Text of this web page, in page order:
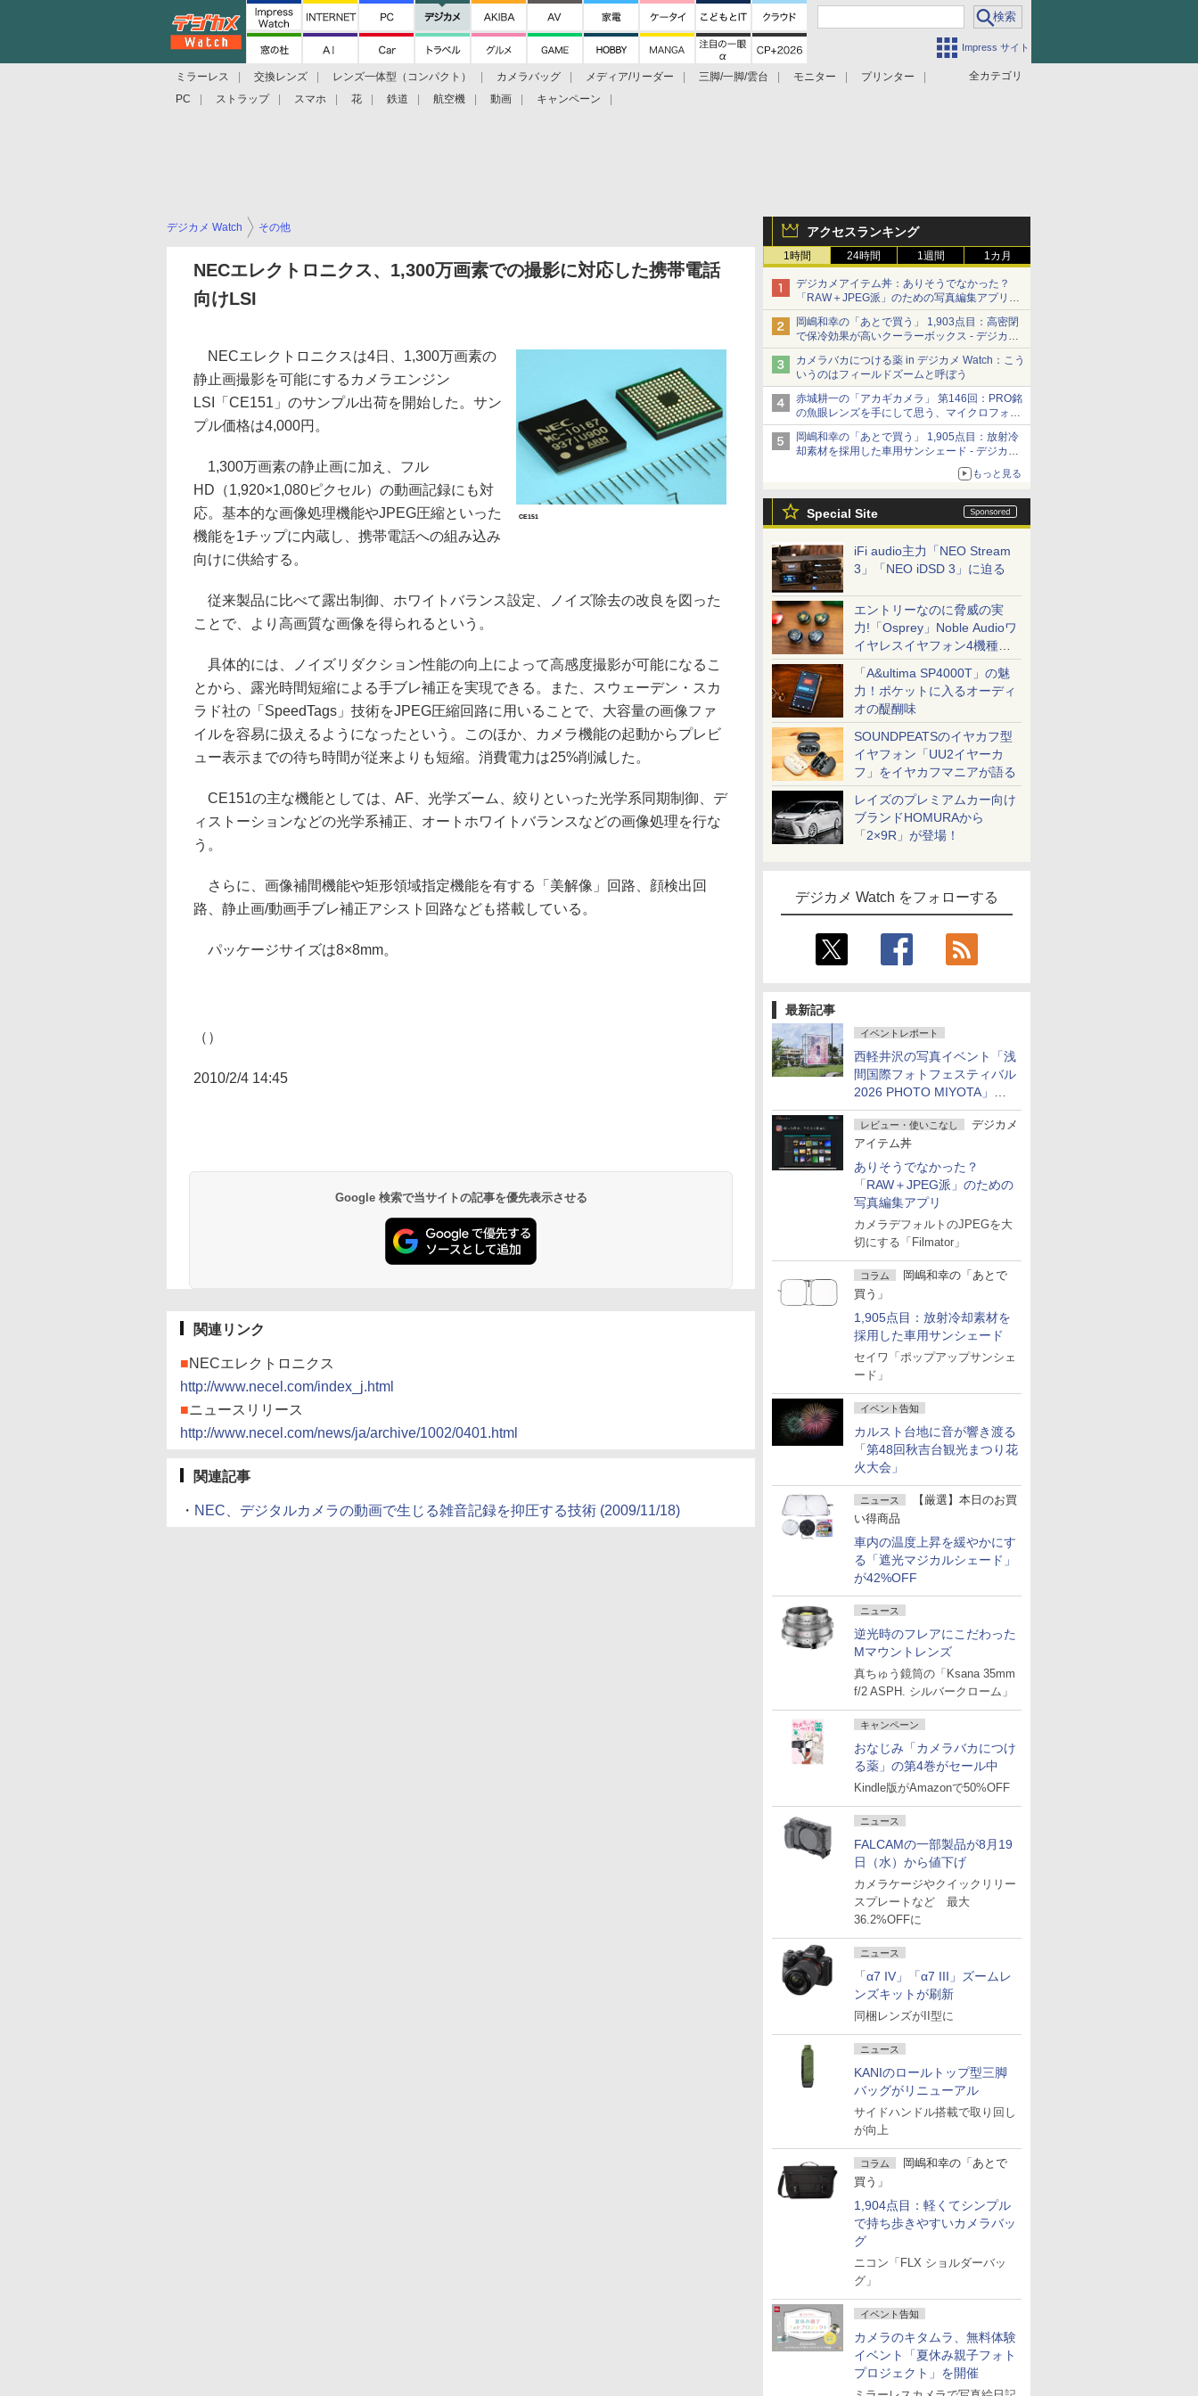
Impress サイト
全カテゴリ
ミラーレス 交換レンズ レンズ一体型（コンパクト） カメラバッグ メディア/リーダー 三脚/一脚/雲台 モニター
プリンター
PC
ストラップ スマホ 花 鉄道 航空機 動画 キャンペーン
アクセスランキング
1時間 24時間 1週間 1カ月
デジカメアイテム丼：ありそうでなかった？
「RAW＋JPEG派」のための写真編集アプリ
カメラデフォルトのJPEGを大切にする
「Filmator」
岡嶋和幸の「あとで買う」 1,903点目：高密閉
で保冷効果が高いクーラーボックス - デジカメ
Watch
カメラバカにつける薬 in デジカメ Watch：こう
いうのはフィールドズームと呼ぼう
赤城耕一の「アカギカメラ」 第146回：PRO銘
の魚眼レンズを手にして思う、マイクロフォー
サーズへの期待と可能性
岡嶋和幸の「あとで買う」 1,905点目：放射冷
却素材を採用した車用サンシェード - デジカメ
もっと見る
Special Site
iFi audio主力「NEO Stream
3」「NEO iDSD 3」に迫る
エントリーなのに脅威の実
力!「Osprey」Noble Audioワ
イヤレスイヤフォン4機種を
一気に聴く
「A&ultima SP4000T」の魅
力！ポケットに入るオーディ
オの醍醐味
SOUNDPEATSのイヤカフ型
イヤフォン「UU2イヤーカ
フ」をイヤカフマニアが語る
レイズのプレミアムカー向け
ブランドHOMURAから
「2×9R」が登場！
デジカメ Watch をフォローする
最新記事
イベントレポート
西軽井沢の写真イベント「浅
間国際フォトフェスティバル
2026 PHOTO MIYOTA」が
開幕
レビュー・使いこなし
デジカメ
アイテム丼
ありそうでなかった？
「RAW＋JPEG派」のための
写真編集アプリ
カメラデフォルトのJPEGを大
切にする「Filmator」
コラム
岡嶋和幸の「あとで
買う」
1,905点目：放射冷却素材を
採用した車用サンシェード
セイワ「ポップアップサンシェ
ード」
イベント告知
カルスト台地に音が響き渡る
「第48回秋吉台観光まつり花
火大会」
ニュース
【厳選】本日のお買
い得商品
車内の温度上昇を緩やかにす
る「遮光マジカルシェード」
が42%OFF
ニュース
逆光時のフレアにこだわった
Mマウントレンズ
真ちゅう鏡筒の「Ksana 35mm
f/2 ASPH. シルバークローム」
キャンペーン
おなじみ「カメラバカにつけ
る薬」の第4巻がセール中
Kindle版がAmazonで50%OFF
ニュース
FALCAMの一部製品が8月19
日（水）から値下げ
カメラケージやクイックリリー
スプレートなど 最大
36.2%OFFに
ニュース
「α7 IV」「α7 III」ズームレ
ンズキットが刷新
同梱レンズがII型に
ニュース
KANIのロールトップ型三脚
バッグがリニューアル
サイドハンドル搭載で取り回し
が向上
コラム
岡嶋和幸の「あとで
買う」
1,904点目：軽くてシンプル
で持ち歩きやすいカメラバッ
グ
ニコン「FLX ショルダーバッ
グ」
イベント告知
カメラのキタムラ、無料体験
イベント「夏休み親子フォト
プロジェクト」を開催
デジカメ Watch その他
NECエレクトロニクス、1,300万画素での撮影に対応した携帯電話
向けLSI
CE151
NECエレクトロニクスは4日、1,300万画素の
静止画撮影を可能にするカメラエンジン
LSI「CE151」のサンプル出荷を開始した。サン
プル価格は4,000円。
1,300万画素の静止画に加え、フル
HD（1,920×1,080ピクセル）の動画記録にも対
応。基本的な画像処理機能やJPEG圧縮といった
機能を1チップに内蔵し、携帯電話への組み込み
向けに供給する。
従来製品に比べて露出制御、ホワイトバランス設定、ノイズ除去の改良を図った
ことで、より高画質な画像を得られるという。
具体的には、ノイズリダクション性能の向上によって高感度撮影が可能になるこ
とから、露光時間短縮による手ブレ補正を実現できる。また、スウェーデン・スカ
ラド社の「SpeedTags」技術をJPEG圧縮回路に用いることで、大容量の画像ファ
イルを容易に扱えるようになったという。このほか、カメラ機能の起動からプレビ
ュー表示までの待ち時間が従来よりも短縮。消費電力は25%削減した。
CE151の主な機能としては、AF、光学ズーム、絞りといった光学系同期制御、デ
ィストーションなどの光学系補正、オートホワイトバランスなどの画像処理を行な
う。
さらに、画像補間機能や矩形領域指定機能を有する「美解像」回路、顔検出回
路、静止画/動画手ブレ補正アシスト回路なども搭載している。
パッケージサイズは8×8mm。
（）
2010/2/4 14:45
Google 検索で当サイトの記事を優先表示させる
関連リンク
■NECエレクトロニクス
http://www.necel.com/index_j.html
■ニュースリリース
http://www.necel.com/news/ja/archive/1002/0401.html
関連記事
・ NEC、デジタルカメラの動画で生じる雑音記録を抑圧する技術 (2009/11/18)